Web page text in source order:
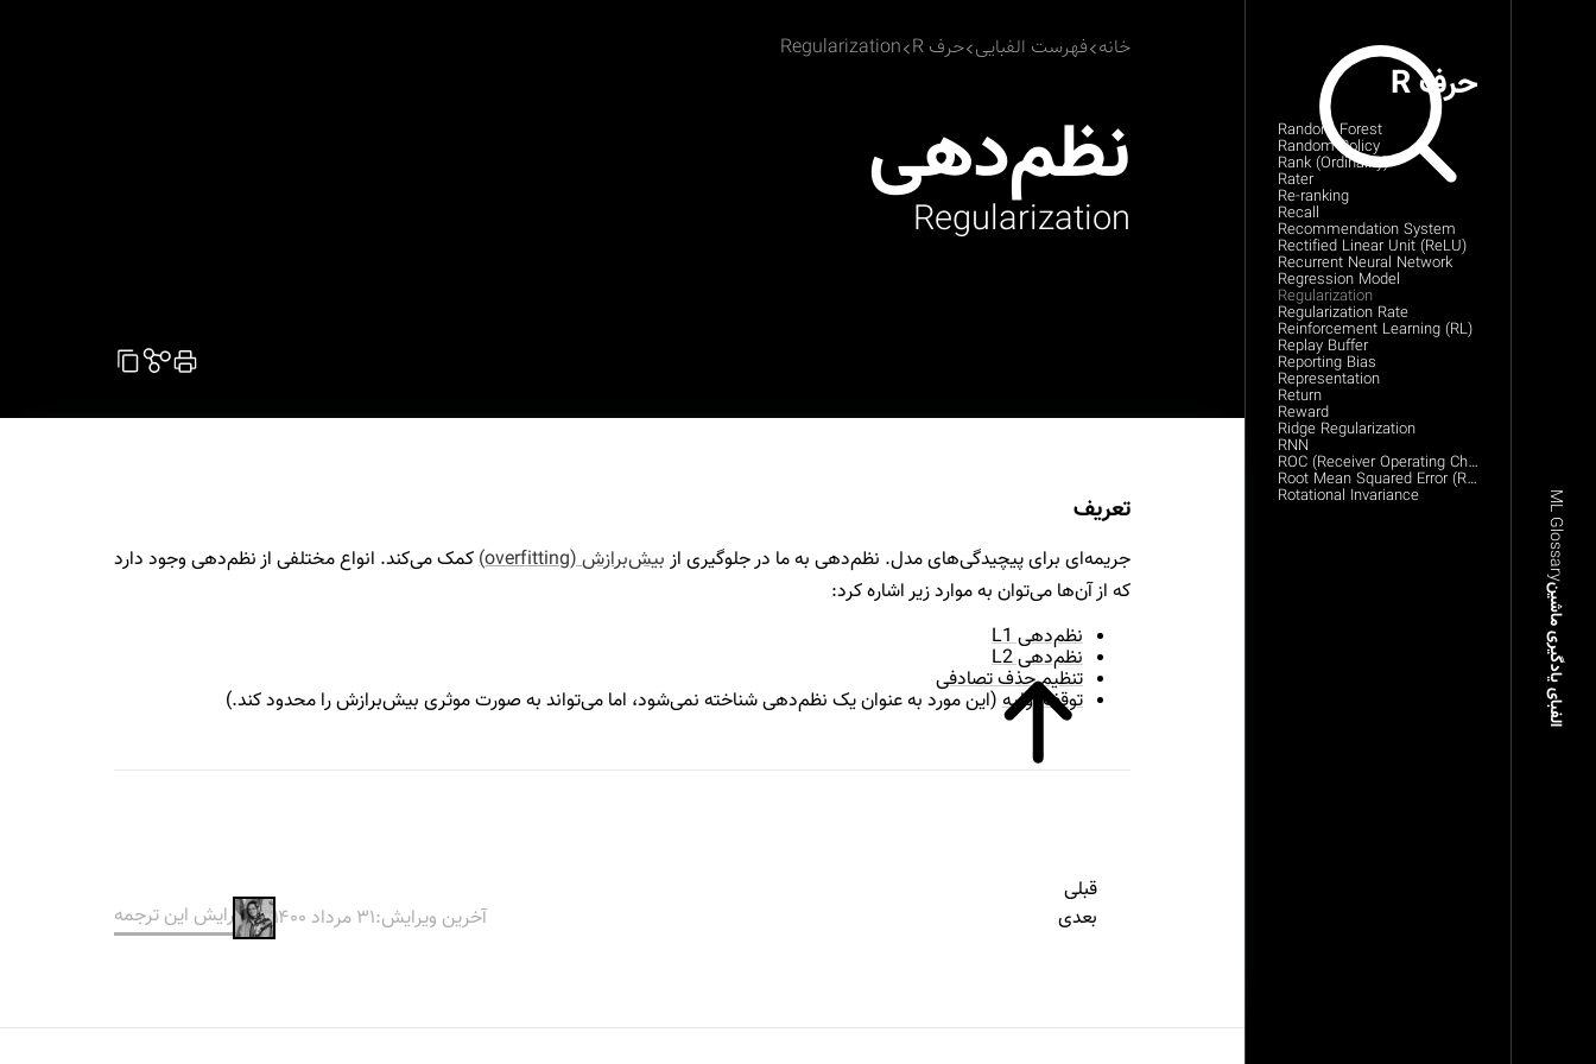
الفبای یادگیری ماشین
ML Glossary
حرف R
Random Forest
Random Policy
Rank (Ordinality)
Rater
Re-ranking
Recall
Recommendation System
Rectified Linear Unit (ReLU)
Recurrent Neural Network
Regression Model
Regularization
Regularization Rate
Reinforcement Learning (RL)
Replay Buffer
Reporting Bias
Representation
Return
Reward
Ridge Regularization
RNN
ROC (Receiver Operating Characteristic) Curve
Root Mean Squared Error (RMSE)
Rotational Invariance
خانه فهرست الفبایی حرف R Regularization
نظم‌دهی
Regularization
تعریف
جریمه‌ای برای پیچیدگی‌های مدل. نظم‌دهی به ما در جلوگیری ازبیش‌برازش (overfitting)
کمک می‌کند. انواع مختلفی از نظم‌دهی وجود دارد
که از آن‌ها می‌توان به موارد زیر اشاره کرد:
نظم‌دهی L1
نظم‌دهی L2
تنظیم حذف تصادفی
توقف اولیه (این مورد به عنوان یک نظم‌دهی شناخته نمی‌شود، اما می‌تواند به صورت موثری بیش‌برازش را محدود کند.)
قبلی
بعدی
آخرین ویرایش:۳۱ مرداد ۱۴۰۰ ویرایش این ترجمه